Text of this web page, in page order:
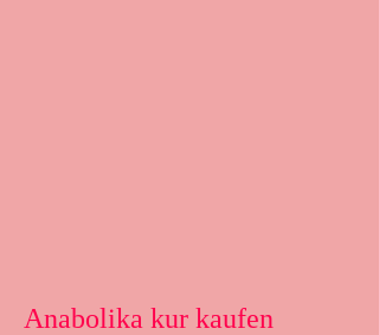
Anabolika kur kaufen